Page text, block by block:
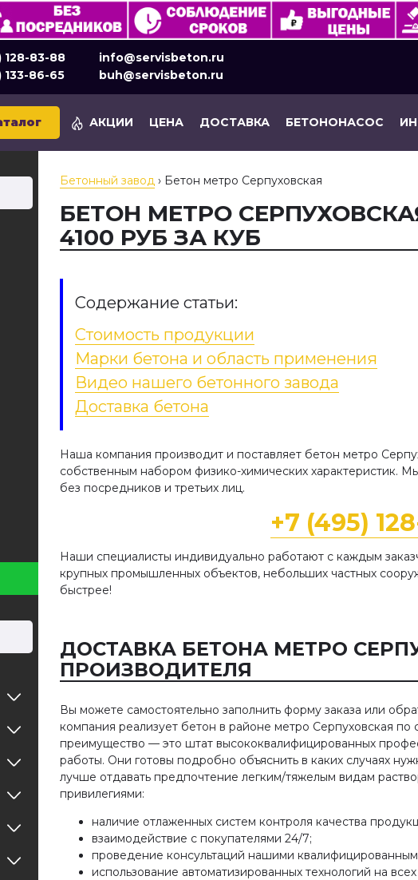
128-83-88
133-86-65
info@servisbeton.ru
buh@servisbeton.ru
АКЦИИ ЦЕНА ДОСТАВКА БЕТОНОНАСОС
Бетонный завод › Бетон метро Серпуховская
БЕТОН МЕТРО
4100 РУБ ЗА КУБ
Содержание статьи:
Стоимость продукции
Марки бетона и область применения
Видео нашего бетонного завода
Доставка бетона
Наша компания производит и поставляет бетон метро
собственным набором физико-химических характеристик.
без посредников и третьих лиц.
+7 (495)
Наши специалисты индивидуально работают с каждым
крупных промышленных объектов, небольших частных
быстрее!
ДОСТАВКА БЕТОНА МЕТРО
ПРОИЗВОДИТЕЛЯ
Вы можете самостоятельно заполнить форму заказа или
компания реализует бетон в районе метро Серпуховская по
преимущество — это штат высококвалифицированных
работы. Они готовы подробно объяснить в каких случаях
лучше отдавать предпочтение легким/тяжелым видам
привилегиями:
наличие отлаженных систем контроля качества
взаимодействие с покупателями 24/7;
проведение консультаций нашими
использование автоматизированных технологий на